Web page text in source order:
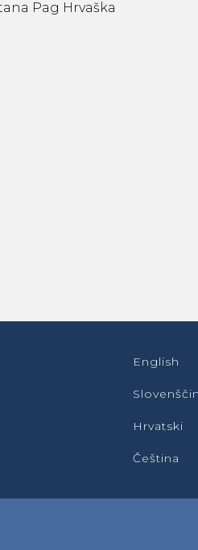
English
Hrvatski
Čeština